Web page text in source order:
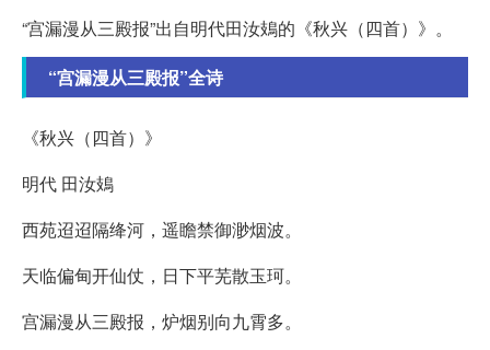
“宫漏漫从三殿报”出自明代田汝鳷的《秋兴（四首）》。
“宫漏漫从三殿报”全诗
《秋兴（四首）》
明代 田汝鳷
西苑迢迢隔绛河，遥瞻禁御渺烟波。
天临偏甸开仙仗，日下平芜散玉珂。
宫漏漫从三殿报，炉烟别向九霄多。